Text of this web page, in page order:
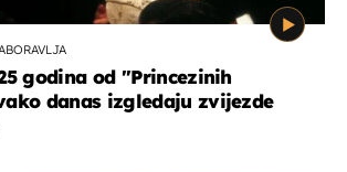
godina od ''Princezinih
danas izgledaju zvijezde